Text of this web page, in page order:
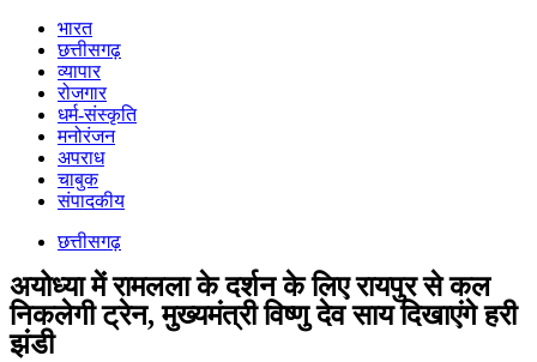
भारत
छत्तीसगढ़
व्यापार
रोजगार
धर्म-संस्कृति
मनोरंजन
अपराध
चाबुक
संपादकीय
छत्तीसगढ़
अयोध्या में रामलला के दर्शन के लिए रायपुर से कल
निकलेगी ट्रेन, मुख्यमंत्री विष्णु देव साय दिखाएंगे हरी
झंडी